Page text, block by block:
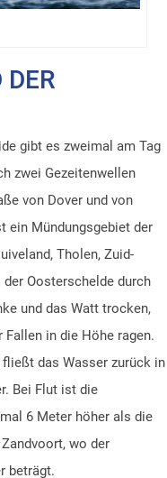
DER
gibt es zweimal am Tag
zwei Gezeitenwellen
von Dover und von
ein Mündungsgebiet der
Tholen, Zuid-
der Oosterschelde durch
und das Watt trocken,
in die Höhe ragen.
das Wasser zurück in
Bei Flut ist die
6 Meter höher als die
wo der
beträgt.